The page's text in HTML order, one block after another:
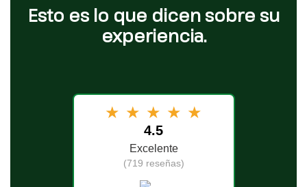
Esto es lo que dicen sobre su
experiencia.
★ ★ ★ ★ ★
4.5
Excelente
(719 reseñas)